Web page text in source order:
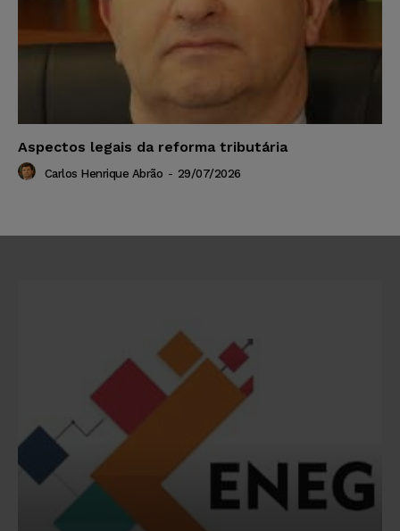
Aspectos legais da reforma tributária
Carlos Henrique Abrão - 29/07/2026